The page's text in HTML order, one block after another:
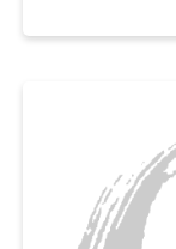
짭조름한 맛과 씁쓸
멍게 특유의 향을 하
싱그러운 봄채소와